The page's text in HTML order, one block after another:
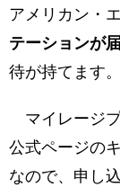
アメリカン・
テーションが
待が持てます。
マイレージ
公式ページの
なので、申し